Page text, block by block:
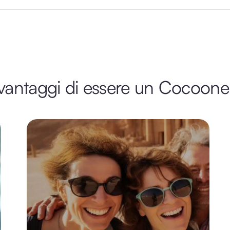
di essere un